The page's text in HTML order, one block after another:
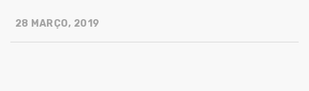
28 MARÇO, 2019